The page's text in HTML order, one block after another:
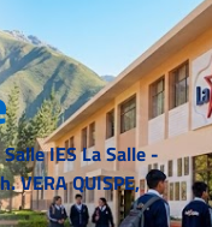
IES La Salle -
VERA QUISPE,